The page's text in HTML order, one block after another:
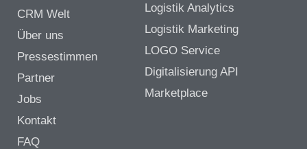
CRM Welt
Über uns
Pressestimmen
Partner
Jobs
Kontakt
FAQ
Logistik Analytics
Logistik Marketing
LOGO Service
Digitalisierung API
Marketplace